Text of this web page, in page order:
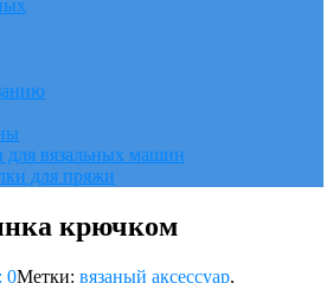
для вязальных машин
для пряжи
крючком
0Метки: вязаный аксессуар,